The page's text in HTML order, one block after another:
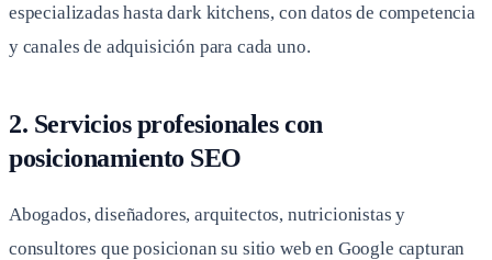
especializadas hasta dark kitchens, con datos de competencia
y canales de adquisición para cada uno.
2. Servicios profesionales con
posicionamiento SEO
Abogados, diseñadores, arquitectos, nutricionistas y
consultores que posicionan su sitio web en Google capturan